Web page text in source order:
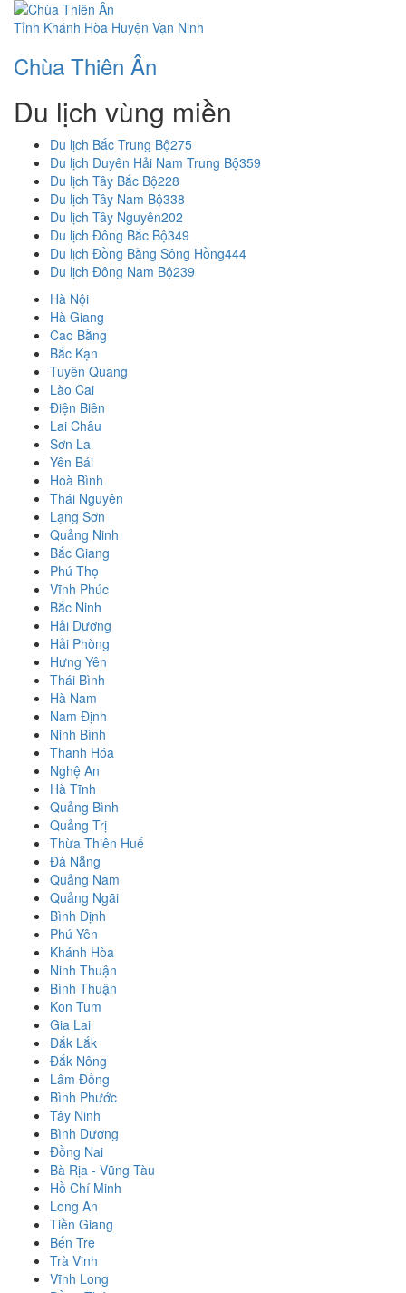
Tỉnh Khánh Hòa Huyện Vạn Ninh
Chùa Thiên Ân
Du lịch vùng miền
Du lịch Bắc Trung Bộ275
Du lịch Duyên Hải Nam Trung Bộ359
Du lịch Tây Bắc Bộ228
Du lịch Tây Nam Bộ338
Du lịch Tây Nguyên202
Du lịch Đông Bắc Bộ349
Du lịch Đồng Bằng Sông Hồng444
Du lịch Đông Nam Bộ239
Hà Nội
Hà Giang
Cao Bằng
Bắc Kạn
Tuyên Quang
Lào Cai
Điện Biên
Lai Châu
Sơn La
Yên Bái
Hoà Bình
Thái Nguyên
Lạng Sơn
Quảng Ninh
Bắc Giang
Phú Thọ
Vĩnh Phúc
Bắc Ninh
Hải Dương
Hải Phòng
Hưng Yên
Thái Bình
Hà Nam
Nam Định
Ninh Bình
Thanh Hóa
Nghệ An
Hà Tĩnh
Quảng Bình
Quảng Trị
Thừa Thiên Huế
Đà Nẵng
Quảng Nam
Quảng Ngãi
Bình Định
Phú Yên
Khánh Hòa
Ninh Thuận
Bình Thuận
Kon Tum
Gia Lai
Đắk Lắk
Đắk Nông
Lâm Đồng
Bình Phước
Tây Ninh
Bình Dương
Đồng Nai
Bà Rịa - Vũng Tàu
Hồ Chí Minh
Long An
Tiền Giang
Bến Tre
Trà Vinh
Vĩnh Long